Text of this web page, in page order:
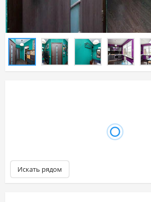
Искать рядом